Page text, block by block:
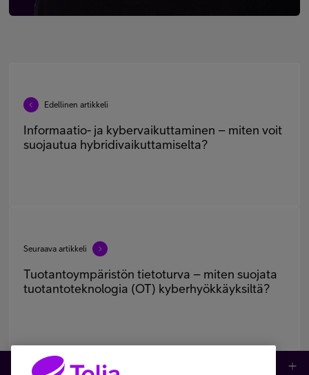
Edellinen artikkeli
Informaatio- ja kybervaikuttaminen – miten voit
suojautua hybridivaikuttamiselta?
Seuraava artikkeli
Tuotantoympäristön tietoturva – miten suojata
tuotantoteknologia (OT) kyberhyökkäyksiltä?
Tuotteet